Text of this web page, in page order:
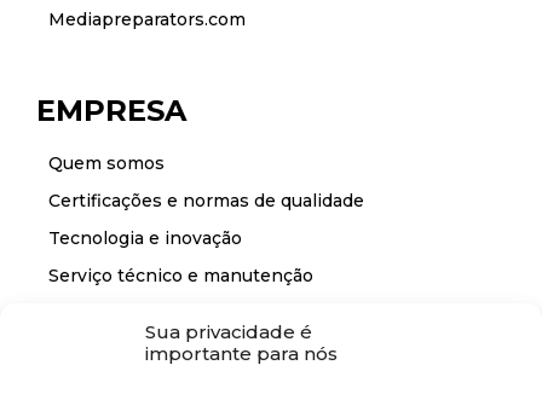
Sua privacidade é
importante para nós
Mediapreparators.com
EMPRESA
Quem somos
Certificações e normas de qualidade
Tecnologia e inovação
Serviço técnico e manutenção
CONTACTO